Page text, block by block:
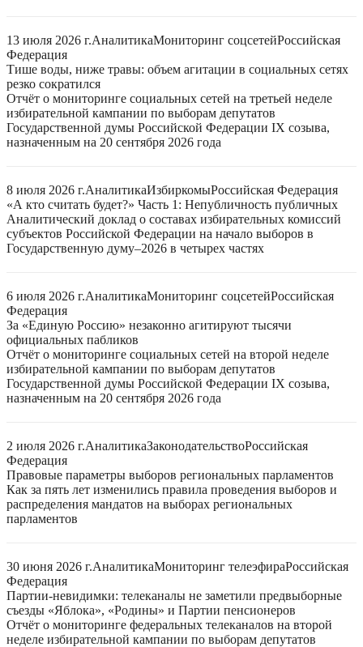
13 июля 2026 г.АналитикаМониторинг соцсетейРоссийская
Федерация
Тише воды, ниже травы: объем агитации в социальных сетях
резко сократился
Отчёт о мониторинге социальных сетей на третьей неделе
избирательной кампании по выборам депутатов
Государственной думы Российской Федерации IX созыва,
назначенным на 20 сентября 2026 года
8 июля 2026 г.АналитикаИзбиркомыРоссийская Федерация
«А кто считать будет?» Часть 1: Непубличность публичных
Аналитический доклад о составах избирательных комиссий
субъектов Российской Федерации на начало выборов в
Государственную думу–2026 в четырех частях
6 июля 2026 г.АналитикаМониторинг соцсетейРоссийская
Федерация
За «Единую Россию» незаконно агитируют тысячи
официальных пабликов
Отчёт о мониторинге социальных сетей на второй неделе
избирательной кампании по выборам депутатов
Государственной думы Российской Федерации IX созыва,
назначенным на 20 сентября 2026 года
2 июля 2026 г.АналитикаЗаконодательствоРоссийская
Федерация
Правовые параметры выборов региональных парламентов
Как за пять лет изменились правила проведения выборов и
распределения мандатов на выборах региональных
парламентов
30 июня 2026 г.АналитикаМониторинг телеэфираРоссийская
Федерация
Партии-невидимки: телеканалы не заметили предвыборные
съезды «Яблока», «Родины» и Партии пенсионеров
Отчёт о мониторинге федеральных телеканалов на второй
неделе избирательной кампании по выборам депутатов